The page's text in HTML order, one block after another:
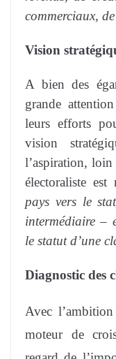
commerciaux,
Vision
A bien des
grande
leurs efforts
vision
l’aspiration, loin
électoraliste
pays vers le
intermédiaire –
le statut d’une
Diagnostic des
Avec
moteur de